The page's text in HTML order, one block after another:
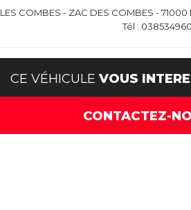
LES COMBES - ZAC DES COMBES - 71000
Tél :
CE VÉHICULE VOUS
CONTACTEZ-